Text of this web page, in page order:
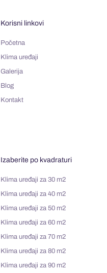
Korisni linkovi
Početna
Klima uređaji
Galerija
Blog
Kontakt
Izaberite po kvadraturi
Klima uređaji za 30 m2
Klima uređaji za 40 m2
Klima uređaji za 50 m2
Klima uređaji za 60 m2
Klima uređaji za 70 m2
Klima uređaji za 80 m2
Klima uređaji za 90 m2